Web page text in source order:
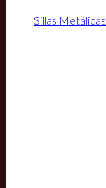
Sillas Metálicas